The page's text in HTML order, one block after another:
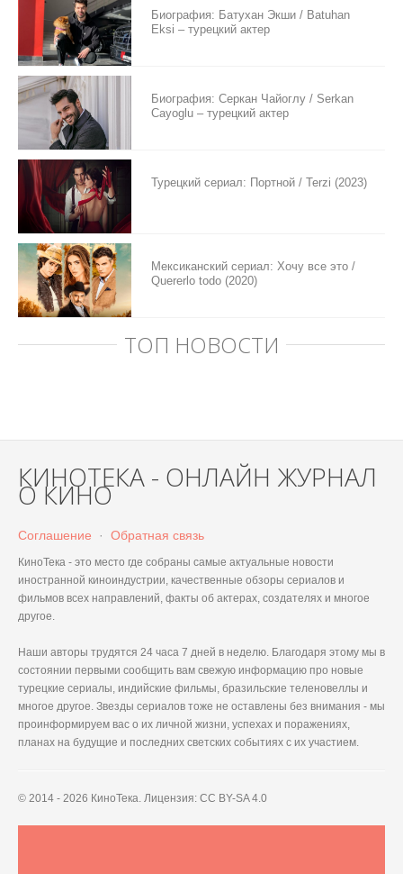
Биография: Батухан Экши / Batuhan
Eksi – турецкий актер
Биография: Серкан Чайоглу / Serkan
Cayoglu – турецкий актер
Турецкий сериал: Портной / Terzi (2023)
Мексиканский сериал: Хочу все это /
Quererlo todo (2020)
ТОП НОВОСТИ
КИНОТЕКА - ОНЛАЙН ЖУРНАЛ
О КИНО
Соглашение · Обратная связь
КиноТека - это место где собраны самые актуальные новости
иностранной киноиндустрии, качественные обзоры сериалов и
фильмов всех направлений, факты об актерах, создателях и многое
другое.
Наши авторы трудятся 24 часа 7 дней в неделю. Благодаря этому мы в
состоянии первыми сообщить вам свежую информацию про новые
турецкие сериалы, индийские фильмы, бразильские теленовеллы и
многое другое. Звезды сериалов тоже не оставлены без внимания - мы
проинформируем вас о их личной жизни, успехах и поражениях,
планах на будущие и последних светских событиях с их участием.
© 2014 - 2026 КиноТека. Лицензия: CC BY-SA 4.0